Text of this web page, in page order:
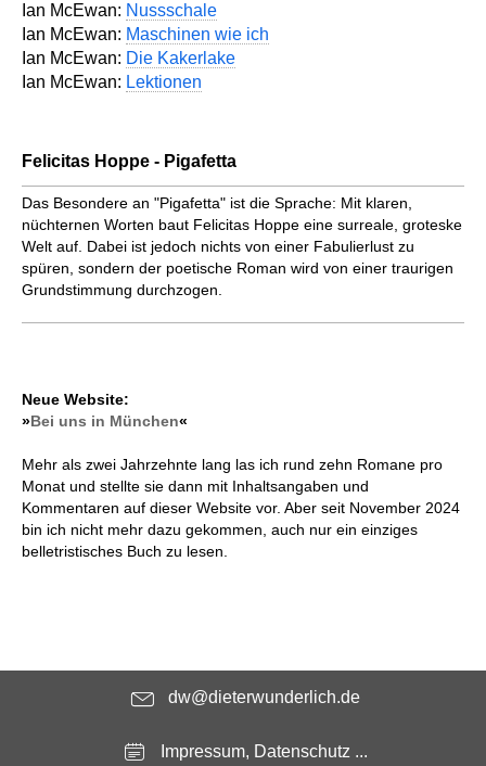
Ian McEwan: Nussschale
Ian McEwan: Maschinen wie ich
Ian McEwan: Die Kakerlake
Ian McEwan: Lektionen
Felicitas Hoppe - Pigafetta
Das Besondere an "Pigafetta" ist die Sprache: Mit klaren,
nüchternen Worten baut Felicitas Hoppe eine surreale, groteske
Welt auf. Dabei ist jedoch nichts von einer Fabulierlust zu
spüren, sondern der poetische Roman wird von einer traurigen
Grundstimmung durchzogen.
Neue Website:
»Bei uns in München«
Mehr als zwei Jahrzehnte lang las ich rund zehn Romane pro
Monat und stellte sie dann mit Inhaltsangaben und
Kommentaren auf dieser Website vor. Aber seit November 2024
bin ich nicht mehr dazu gekommen, auch nur ein einziges
belletristisches Buch zu lesen.
dw@dieterwunderlich.de
Impressum, Datenschutz ...